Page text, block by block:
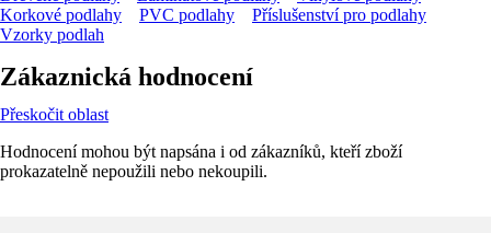
Korkové podlahy
PVC podlahy
Příslušenství pro podlahy
Vzorky podlah
Zákaznická hodnocení
Přeskočit oblast
Hodnocení mohou být napsána i od zákazníků, kteří zboží
prokazatelně nepoužili nebo nekoupili.